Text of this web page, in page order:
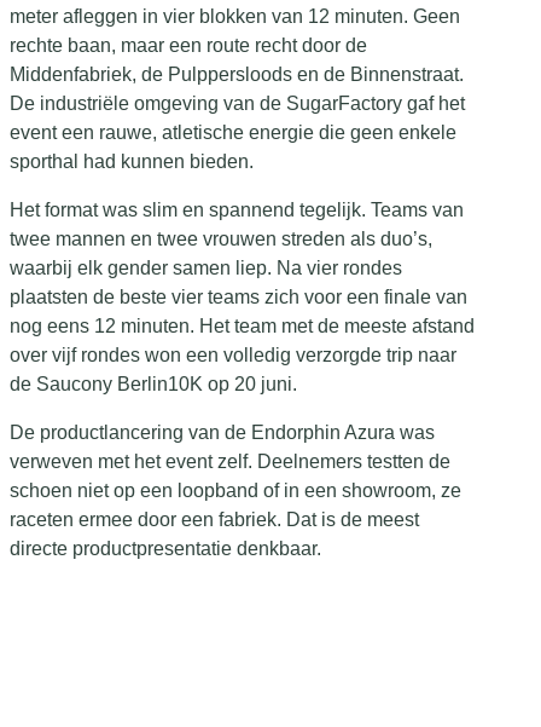
meter afleggen in vier blokken van 12 minuten. Geen
rechte baan, maar een route recht door de
Middenfabriek, de Pulppersloods en de Binnenstraat.
De industriële omgeving van de SugarFactory gaf het
event een rauwe, atletische energie die geen enkele
sporthal had kunnen bieden.
Het format was slim en spannend tegelijk. Teams van
twee mannen en twee vrouwen streden als duo’s,
waarbij elk gender samen liep. Na vier rondes
plaatsten de beste vier teams zich voor een finale van
nog eens 12 minuten. Het team met de meeste afstand
over vijf rondes won een volledig verzorgde trip naar
de Saucony Berlin10K op 20 juni.
De productlancering van de Endorphin Azura was
verweven met het event zelf. Deelnemers testten de
schoen niet op een loopband of in een showroom, ze
raceten ermee door een fabriek. Dat is de meest
directe productpresentatie denkbaar.